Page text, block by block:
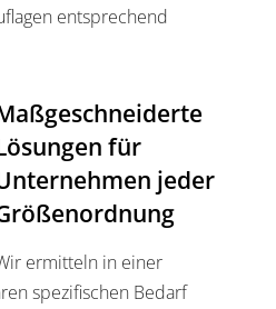
entsprechend
für
jeder
ermitteln in einer
spezifischen Bedarf